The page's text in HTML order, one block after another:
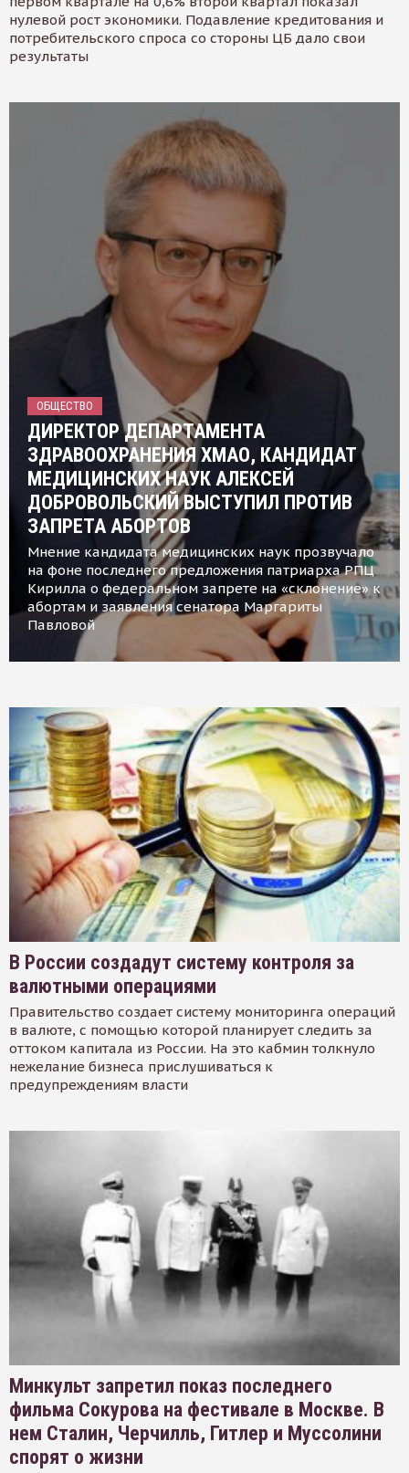
нулевой рост экономики. Подавление кредитования и
потребительского спроса со стороны ЦБ дало свои
результаты
ОБЩЕСТВО
ДИРЕКТОР ДЕПАРТАМЕНТА
ЗДРАВООХРАНЕНИЯ ХМАО, КАНДИДАТ
МЕДИЦИНСКИХ НАУК АЛЕКСЕЙ
ДОБРОВОЛЬСКИЙ ВЫСТУПИЛ ПРОТИВ
ЗАПРЕТА АБОРТОВ
Мнение кандидата медицинских наук прозвучало
на фоне последнего предложения патриарха РПЦ
Кирилла о федеральном запрете на «склонение» к
абортам и заявления сенатора Маргариты
Павловой
В России создадут систему контроля за
валютными операциями
Правительство создает систему мониторинга операций
в валюте, с помощью которой планирует следить за
оттоком капитала из России. На это кабмин толкнуло
нежелание бизнеса прислушиваться к
предупреждениям власти
Минкульт запретил показ последнего
фильма Сокурова на фестивале в Москве. В
нем Сталин, Черчилль, Гитлер и Муссолини
спорят о жизни